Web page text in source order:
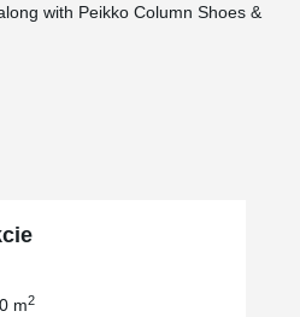
with Peikko Column Shoes &
with precast floor units which
& cooling system, creating a
(TABS). The frame was
m2